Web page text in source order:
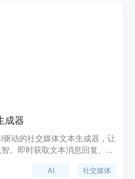
成器
动的社交媒体文本生成器，让
。即时获取文本消息回复、社
滤镜，让您的声音变得随心所
AI 社交媒体